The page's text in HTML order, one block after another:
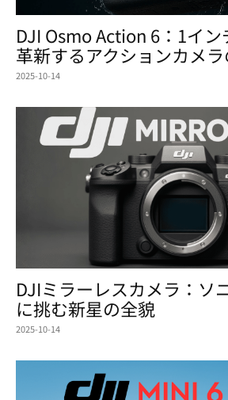
DJI Osmo Action 6：1イ
革新するアクションカメ
2025-10-14
DJIミラーレスカメラ：ソ
に挑む新星の全貌
2025-10-14